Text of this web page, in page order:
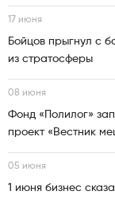
17 июня
Бойцов прыгнул с
из стратосферы
08 июня
Фонд «Полилог»
проект «Вестник
05 июня
1 июня бизнес